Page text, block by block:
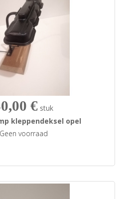
€ stuk
kleppendeksel opel
Geen voorraad